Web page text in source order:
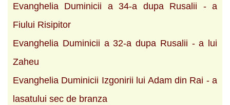
Evanghelia Duminicii a 34-a dupa Rusalii - a
Fiului Risipitor
Evanghelia Duminicii a 32-a dupa Rusalii - a lui
Zaheu
Evanghelia Duminicii Izgonirii lui Adam din Rai - a
lasatului sec de branza